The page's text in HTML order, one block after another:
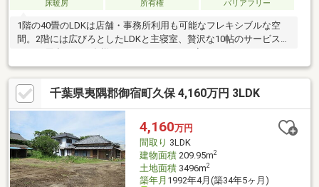
床暖房
所有権 バリアフリー
1階の40畳のLDKは店舗・事務所利用も可能なフレキシブルな空
間。2階には広びろとしたLDKと主寝室、贅沢な10帖のサービスル
千葉県夷隅郡御宿町久保 4,160万円 3LDK
4,160万円
間取り 3LDK
建物面積209.95m2
土地面積3496m2
築年月 1992年4月(築34年5ヶ月)